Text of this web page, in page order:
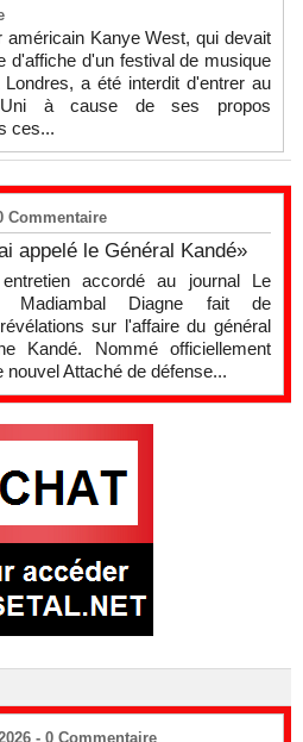
américain Kanye West, qui devait
d'affiche d'un festival de musique
a été interdit d'entrer au
Uni à cause de ses propos
ces...
Commentaire
appelé le Général Kandé»
accordé au journal Le
Madiambal Diagne fait de
sur l'affaire du général
Kandé. Nommé officiellement
nouvel Attaché de défense...
- 0 Commentaire